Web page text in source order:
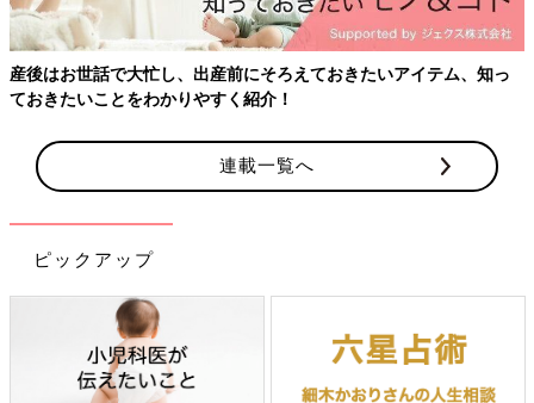
け。同じ出産月のママ同士で情報交換したり、励ましあったりで
きる「ルーム」や、写真だけでは伝わらない”できごと”を簡単に
記録できる「成長きろく」も大人気！
ダウンロード（無料）
育児中におススメの本
最新! 初めての育児新百科 (ベネッセ・ムック たまひよブッ
クス たまひよ新百科シリーズ)
3歳 まで、月齢別に毎日の赤ちゃんの成長の様子とマ
マ＆パパができることを徹底紹介。
毎日のお世話を基本からていねいに解説。
産後はお世話で大忙し、出産前にそろえておきたいアイテム、知っ
ておきたいことをわかりやすく紹介！
連載一覧へ
ピックアップ